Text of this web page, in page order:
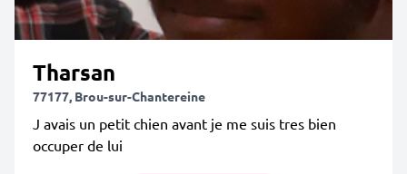
Tharsan
77177, Brou-sur-Chantereine
J avais un petit chien avant je me suis tres bien
occuper de lui